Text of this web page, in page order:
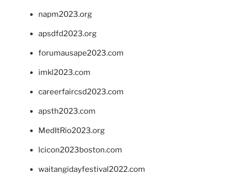
napm2023.org
apsdfd2023.org
forumausape2023.com
imkl2023.com
careerfaircsd2023.com
apsth2023.com
MedItRio2023.org
lcicon2023boston.com
waitangidayfestival2022.com